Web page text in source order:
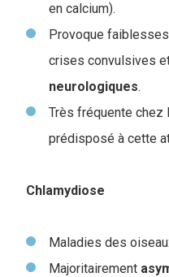
en calcium).
Provoque
crises convulsives
neurologiques.
Très fréquente chez
prédisposé à cette
Chlamydiose
Maladies des
Majoritairement